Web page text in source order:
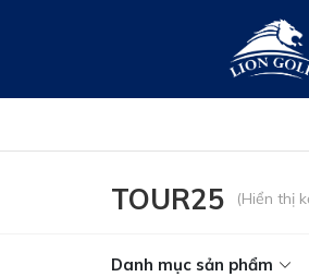
TOUR25 (Hiển thị
Danh mục sản phẩm